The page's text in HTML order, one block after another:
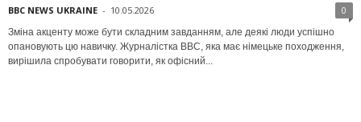
BBC NEWS UKRAINE - 10.05.2026 0
Зміна акценту може бути складним завданням, але деякі люди успішно
опановують цю навичку. Журналістка BBC, яка має німецьке походження,
вирішила спробувати говорити, як офісний...